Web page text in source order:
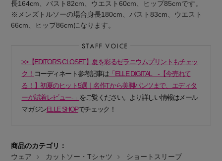
Stay inthe Loop
長164cm、バスト82cm、ウエスト60cm、ヒップ85cmです。
※メンズトルソーの場合身長180cm、バスト83cm、ウエスト
66cm、ヒップ86cmになります。
>>【EDITOR'S CLOSET】夏を彩るゼラニウムプリントもチェッ
ク！ コーディネート参考記事は「ELLE DIGITAL -【今売れて
る！】初夏のヒット5選｜名作Tから美脚パンツまで、エディタ
ーが試着レビュー-」 をご覧ください。より詳しい情報はメール
マガジンELLE SHOPでチェック！
商品のカテゴリ：
ウェア
カットソー・Tシャツ ショートスリーブ